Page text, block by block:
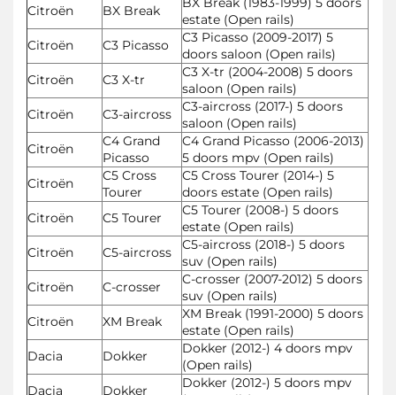
Citroën
BX Break
estate (Open rails)
Citroën
C3 Picasso
C3 Picasso (2009-2017) 5
doors saloon (Open rails)
Citroën
C3 X-tr
C3 X-tr (2004-2008) 5 doors
saloon (Open rails)
Citroën
C3-aircross
C3-aircross (2017-) 5 doors
saloon (Open rails)
Citroën
C4 Grand
Picasso
C4 Grand Picasso (2006-2013)
5 doors mpv (Open rails)
Citroën
C5 Cross
Tourer
C5 Cross Tourer (2014-) 5
doors estate (Open rails)
Citroën
C5 Tourer
C5 Tourer (2008-) 5 doors
estate (Open rails)
Citroën
C5-aircross
C5-aircross (2018-) 5 doors
suv (Open rails)
Citroën
C-crosser
C-crosser (2007-2012) 5 doors
suv (Open rails)
Citroën
XM Break
XM Break (1991-2000) 5 doors
estate (Open rails)
Dacia
Dokker
Dokker (2012-) 4 doors mpv
(Open rails)
Dacia
Dokker
Dokker (2012-) 5 doors mpv